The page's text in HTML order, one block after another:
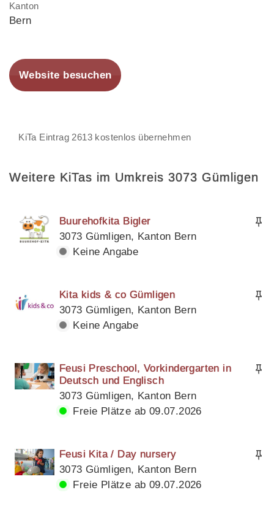
Kanton
Bern
Website besuchen
KiTa Eintrag 2613 kostenlos übernehmen
Weitere KiTas im Umkreis 3073 Gümligen
Buurehofkita Bigler
3073 Gümligen, Kanton Bern
Keine Angabe
Kita kids & co Gümligen
3073 Gümligen, Kanton Bern
Keine Angabe
Feusi Preschool, Vorkindergarten in
Deutsch und Englisch
3073 Gümligen, Kanton Bern
Freie Plätze ab 09.07.2026
Feusi Kita / Day nursery
3073 Gümligen, Kanton Bern
Freie Plätze ab 09.07.2026